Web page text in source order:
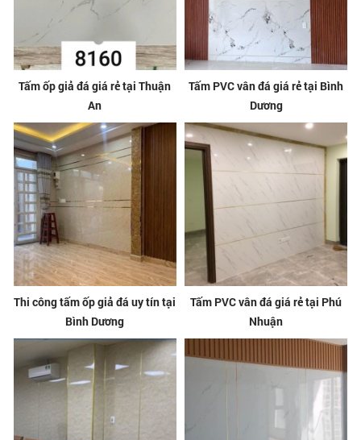
Tấm ốp giả đá giá rẻ tại Thuận
An
Tấm PVC vân đá giá rẻ tại Bình
Dương
Thi công tấm ốp giả đá uy tín tại
Bình Dương
Tấm PVC vân đá giá rẻ tại Phú
Nhuận